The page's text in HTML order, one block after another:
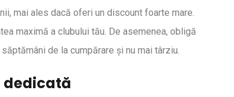
mai ales dacă oferi un discount foarte mare.
maximă a clubului tău. De asemenea, obligă
de la cumpărare și nu mai târziu.
dedicată